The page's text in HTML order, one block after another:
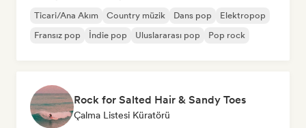
Ticari/Ana Akım Country müzik Dans pop
Elektropop
Fransız pop
İndie pop Uluslararası pop Pop rock
Rock for Salted Hair & Sandy Toes
Çalma Listesi Küratörü